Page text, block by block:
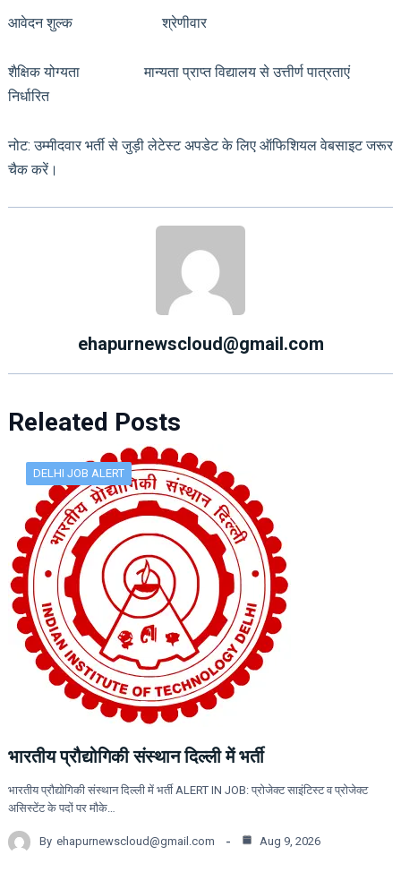
आवेदन शुल्क श्रेणीवार
शैक्षिक योग्यता मान्यता प्राप्त विद्यालय से उत्तीर्ण पात्रताएं
निर्धारित
नोट: उम्मीदवार भर्ती से जुड़ी लेटेस्ट अपडेट के लिए ऑफिशियल वेबसाइट जरूर
चैक करें।
ehapurnewscloud@gmail.com
Releated Posts
DELHI JOB ALERT
भारतीय प्रौद्योगिकी संस्थान दिल्ली में भर्ती
भारतीय प्रौद्योगिकी संस्थान दिल्ली में भर्ती ALERT IN JOB: प्रोजेक्ट साइंटिस्ट व प्रोजेक्ट
असिस्टेंट के पदों पर मौके…
By ehapurnewscloud@gmail.com Aug 9, 2026